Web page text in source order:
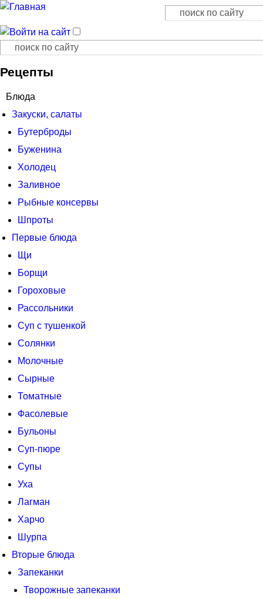
Форма поиска
Поиск
Форма поиска
Поиск
Рецепты
Блюда
Закуски, салаты
Бутерброды
Буженина
Холодец
Заливное
Рыбные консервы
Шпроты
Первые блюда
Щи
Борщи
Гороховые
Рассольники
Суп с тушенкой
Солянки
Молочные
Сырные
Томатные
Фасолевые
Бульоны
Суп-пюре
Супы
Уха
Лагман
Харчо
Шурпа
Вторые блюда
Запеканки
Творожные запеканки